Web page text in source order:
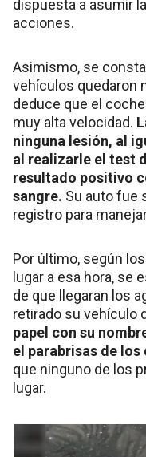
dispuesta a asumir
acciones.
Asimismo, se
vehículos quedaron
deduce que el
muy alta velocidad.
ninguna lesión, al
al realizarle el test
resultado positivo
sangre. Su auto fue
registro para
Por último, según
lugar a esa hora, se
de que llegaran los
retirado su vehículo
papel con su
el parabrisas de los
que ninguno de los
lugar.